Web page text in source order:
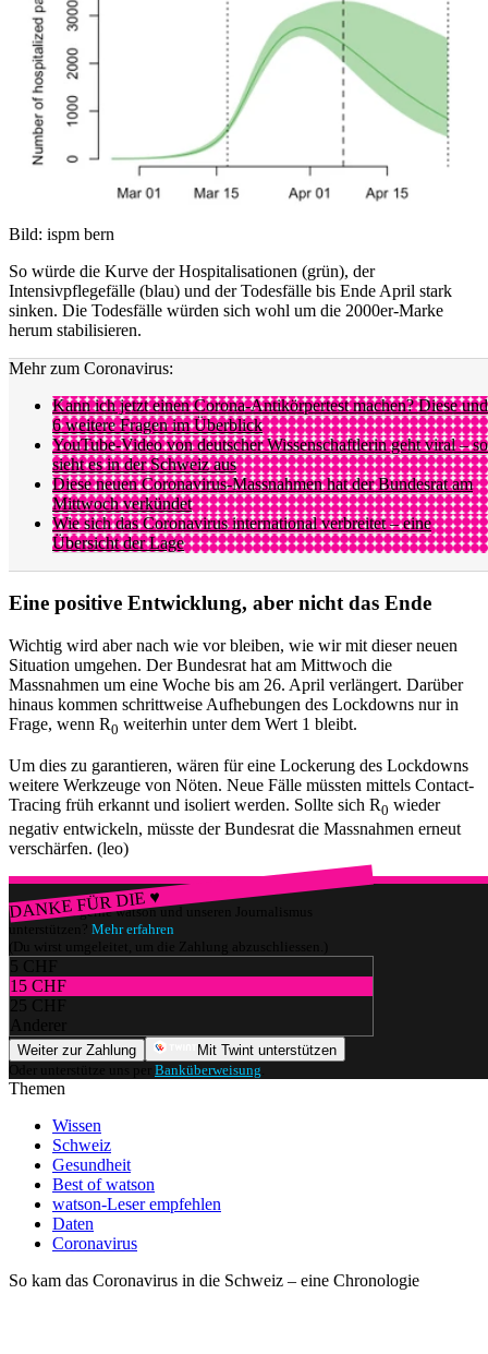
Bild: ispm bern
So würde die Kurve der Hospitalisationen (grün), der
Intensivpflegefälle (blau) und der Todesfälle bis Ende April stark
sinken. Die Todesfälle würden sich wohl um die 2000er-Marke
herum stabilisieren.
Mehr zum Coronavirus:
Kann ich jetzt einen Corona-Antikörpertest machen? Diese und
6 weitere Fragen im Überblick
YouTube-Video von deutscher Wissenschaftlerin geht viral – so
sieht es in der Schweiz aus
Diese neuen Coronavirus-Massnahmen hat der Bundesrat am
Mittwoch verkündet
Wie sich das Coronavirus international verbreitet – eine
Übersicht der Lage
Eine positive Entwicklung, aber nicht das Ende
Wichtig wird aber nach wie vor bleiben, wie wir mit dieser neuen
Situation umgehen. Der Bundesrat hat am Mittwoch die
Massnahmen um eine Woche bis am 26. April verlängert. Darüber
hinaus kommen schrittweise Aufhebungen des Lockdowns nur in
Frage, wenn R0 weiterhin unter dem Wert 1 bleibt.
Um dies zu garantieren, wären für eine Lockerung des Lockdowns
weitere Werkzeuge von Nöten. Neue Fälle müssten mittels Contact-
Tracing früh erkannt und isoliert werden. Sollte sich R0 wieder
negativ entwickeln, müsste der Bundesrat die Massnahmen erneut
verschärfen. (leo)
DANKE FÜR DIE ♥
Würdest du gerne watson und unseren Journalismus
unterstützen? Mehr erfahren
(Du wirst umgeleitet, um die Zahlung abzuschliessen.)
5 CHF
15 CHF
25 CHF
Anderer
Weiter zur Zahlung
Mit Twint unterstützen
Oder unterstütze uns per Banküberweisung
Themen
Wissen
Schweiz
Gesundheit
Best of watson
watson-Leser empfehlen
Daten
Coronavirus
So kam das Coronavirus in die Schweiz – eine Chronologie